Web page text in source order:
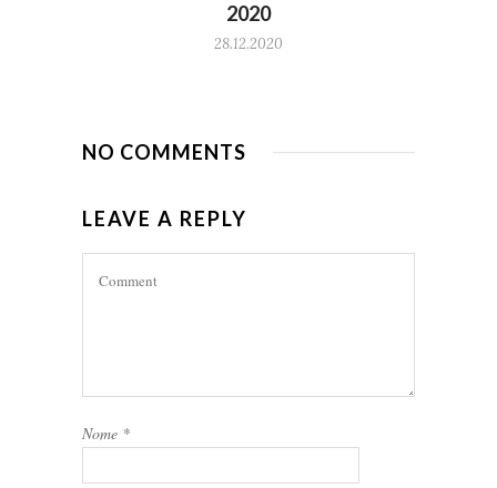
2020
28.12.2020
NO COMMENTS
LEAVE A REPLY
Nome *